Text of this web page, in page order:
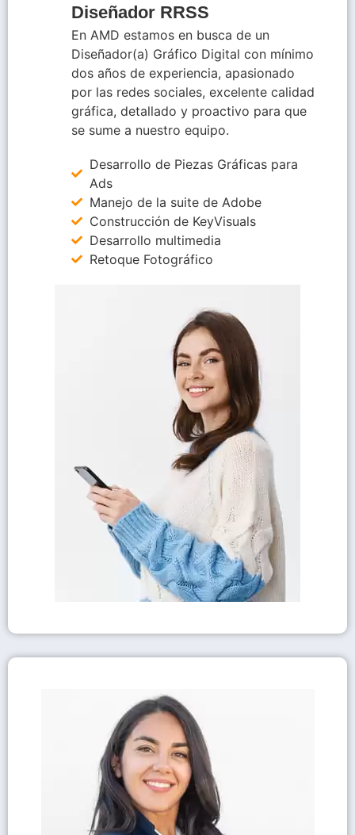
Diseñador RRSS
En AMD estamos en busca de un
Diseñador(a) Gráfico Digital con mínimo
dos años de experiencia, apasionado
por las redes sociales, excelente calidad
gráfica, detallado y proactivo para que
se sume a nuestro equipo.
Desarrollo de Piezas Gráficas para
Ads
Manejo de la suite de Adobe
Construcción de KeyVisuals
Desarrollo multimedia
Retoque Fotográfico